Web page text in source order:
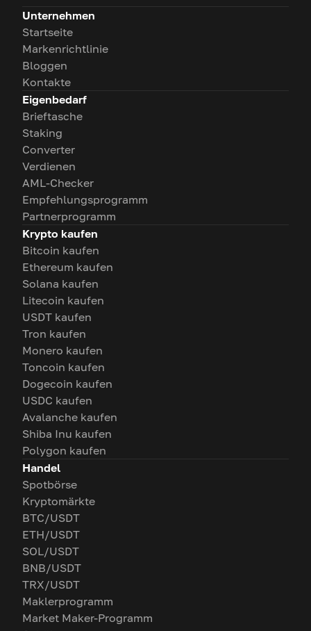
Unternehmen
Startseite
Markenrichtlinie
Bloggen
Kontakte
Eigenbedarf
Brieftasche
Staking
Converter
Verdienen
AML-Checker
Empfehlungsprogramm
Partnerprogramm
Krypto kaufen
Bitcoin kaufen
Ethereum kaufen
Solana kaufen
Litecoin kaufen
USDT kaufen
Tron kaufen
Monero kaufen
Toncoin kaufen
Dogecoin kaufen
USDC kaufen
Avalanche kaufen
Shiba Inu kaufen
Polygon kaufen
Handel
Spotbörse
Kryptomärkte
BTC/USDT
ETH/USDT
SOL/USDT
BNB/USDT
TRX/USDT
Maklerprogramm
Market Maker-Programm